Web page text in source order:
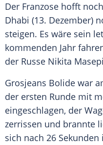
Der Franzose hofft
Dhabi (13. Dezember)
steigen. Es wäre sein
kommenden Jahr
der Russe Nikita
Grosjeans Bolide war
der ersten Runde mit
eingeschlagen, der
zerrissen und brannte
sich nach 26